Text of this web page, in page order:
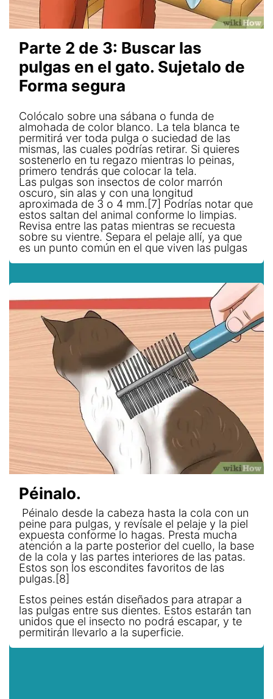
Parte 2 de 3: Buscar las
pulgas en el gato. Sujetalo de
Forma segura
Colócalo sobre una sábana o funda de
almohada de color blanco. La tela blanca te
permitirá ver toda pulga o suciedad de las
mismas, las cuales podrías retirar. Si quieres
sostenerlo en tu regazo mientras lo peinas,
primero tendrás que colocar la tela.
Las pulgas son insectos de color marrón
oscuro, sin alas y con una longitud
aproximada de 3 o 4 mm.[7] Podrías notar que
estos saltan del animal conforme lo limpias.
Revisa entre las patas mientras se recuesta
sobre su vientre. Separa el pelaje allí, ya que
es un punto común en el que viven las pulgas
Péinalo.
Péinalo desde la cabeza hasta la cola con un
peine para pulgas, y revísale el pelaje y la piel
expuesta conforme lo hagas. Presta mucha
atención a la parte posterior del cuello, la base
de la cola y las partes interiores de las patas.
Estos son los escondites favoritos de las
pulgas.[8]
Estos peines están diseñados para atrapar a
las pulgas entre sus dientes. Estos estarán tan
unidos que el insecto no podrá escapar, y te
permitirán llevarlo a la superficie.